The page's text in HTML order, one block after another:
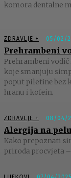
komora dentalne
ZDRAVLJE + 05/02/
Prehrambeni
Prehrambeni vodič
koje smanjuju
poput piletine bez
hranu i kofein.
ZDRAVLJE + 08/04/
Alergija na
Kako prepoznati
priroda procvjeta –